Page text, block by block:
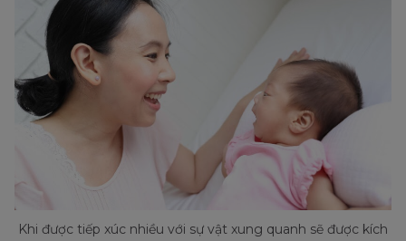
Khi được tiếp xúc nhiều với sự vật xung quanh sẽ được kích